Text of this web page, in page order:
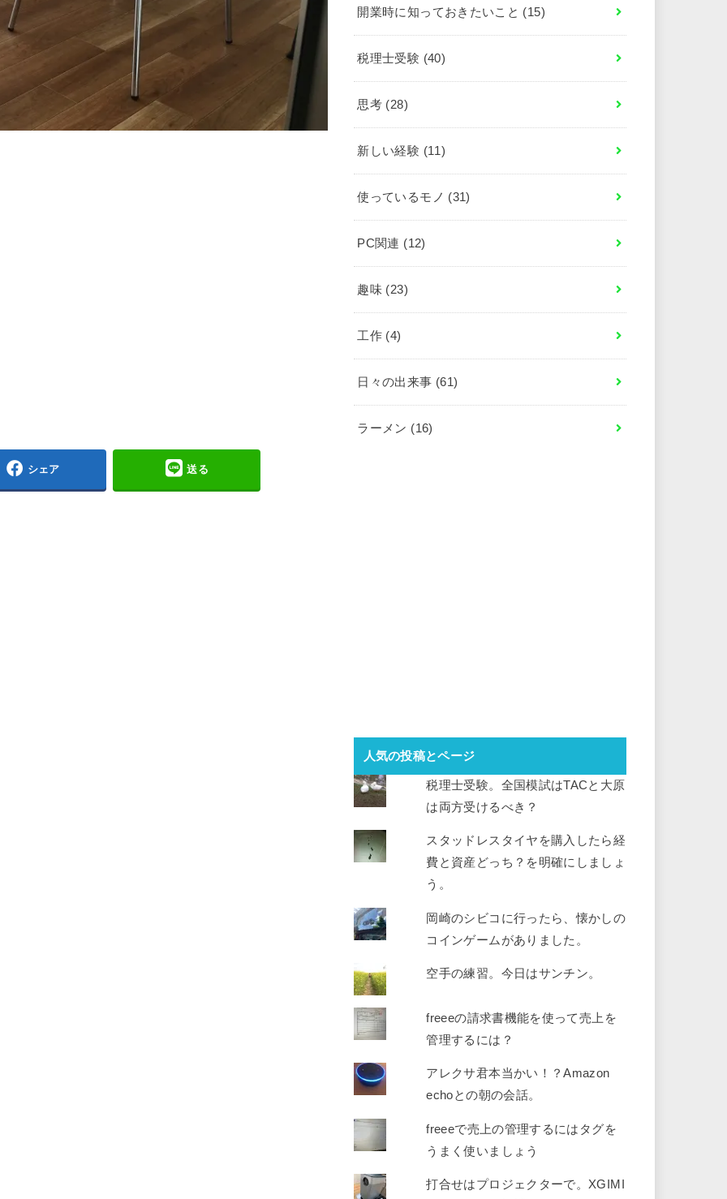
シェア 送る
開業時に知っておきたいこと (15)
税理士受験 (40)
思考 (28)
新しい経験 (11)
使っているモノ (31)
PC関連 (12)
趣味 (23)
工作 (4)
日々の出来事 (61)
ラーメン (16)
人気の投稿とページ
税理士受験。全国模試はTACと大原
は両方受けるべき？
スタッドレスタイヤを購入したら経
費と資産どっち？を明確にしましょ
う。
岡崎のシビコに行ったら、懐かしの
コインゲームがありました。
空手の練習。今日はサンチン。
freeeの請求書機能を使って売上を
管理するには？
アレクサ君本当かい！？Amazon
echoとの朝の会話。
freeeで売上の管理するにはタグを
うまく使いましょう
打合せはプロジェクターで。XGIMI